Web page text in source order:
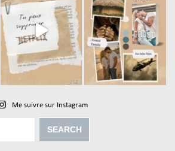
Me suivre sur Instagram